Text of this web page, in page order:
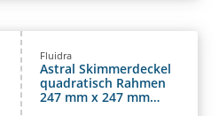
Fluidra
Astral Skimmerdeckel
quadratisch Rahmen
247 mm x 247 mm